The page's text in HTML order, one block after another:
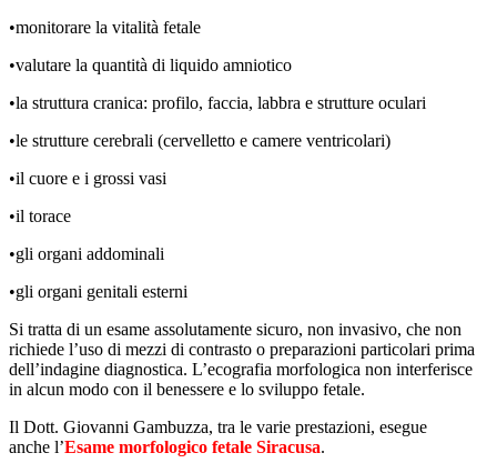
•monitorare la vitalità fetale
•valutare la quantità di liquido amniotico
•la struttura cranica: profilo, faccia, labbra e strutture oculari
•le strutture cerebrali (cervelletto e camere ventricolari)
•il cuore e i grossi vasi
•il torace
•gli organi addominali
•gli organi genitali esterni
Si tratta di un esame assolutamente sicuro, non invasivo, che non
richiede l’uso di mezzi di contrasto o preparazioni particolari prima
dell’indagine diagnostica. L’ecografia morfologica non interferisce
in alcun modo con il benessere e lo sviluppo fetale.
Il Dott. Giovanni Gambuzza, tra le varie prestazioni, esegue
anche l’Esame morfologico fetale Siracusa.